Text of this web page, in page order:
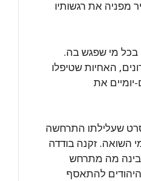
מפניה את רגשותיו
מי שפגש בה.
האחיות שטיפלו
יומיים את
שעלילתו התרחשה
השואה. זקנה בודדה
מה מתרחש
להתאסף